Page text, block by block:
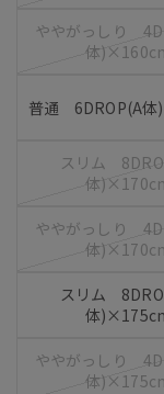
ややがっしり
体
普通 6DROP(A
スリム
体
ややがっしり
体
スリム
体
ややがっしり
体